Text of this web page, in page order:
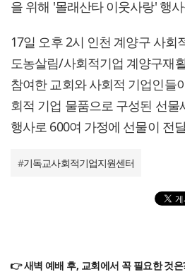
을 위해 '몰래산타 이웃사랑' 행
17일 오후 2시 인천 계양구 사회
도농살림/사회적기업 계양구재
참여한 교회와 사회적 기업인들
회적 기업 물품으로 구성된 선물
행사로 600여 가정에 선물이 전
#기독교사회적기업지원센터
👉 새벽 예배 후, 교회에서 꼭 필요한 것은